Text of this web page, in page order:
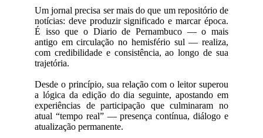
Um jornal precisa ser mais do que um repositório de
notícias: deve produzir significado e marcar época.
É isso que o Diario de Pernambuco — o mais
antigo em circulação no hemisfério sul — realiza,
com credibilidade e consistência, ao longo de sua
trajetória.
Desde o princípio, sua relação com o leitor superou
a lógica da edição do dia seguinte, apostando em
experiências de participação que culminaram no
atual “tempo real” — presença contínua, diálogo e
atualização permanente.